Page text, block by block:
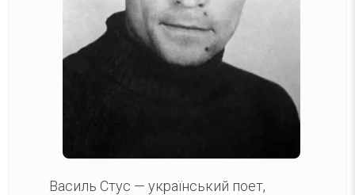
Василь Стус — український поет,